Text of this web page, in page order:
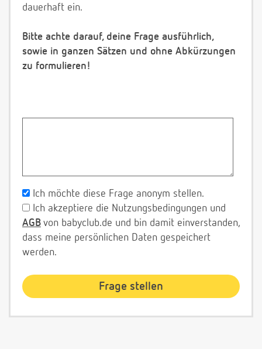
dauerhaft ein.
Bitte achte darauf, deine Frage ausführlich,
sowie in ganzen Sätzen und ohne Abkürzungen
zu formulieren!
Ich möchte diese Frage anonym stellen.
Ich akzeptiere die Nutzungsbedingungen und
AGB von babyclub.de und bin damit einverstanden,
dass meine persönlichen Daten gespeichert
werden.